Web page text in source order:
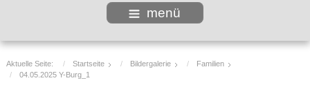
menü
Aktuelle Seite: Startseite Bildergalerie
Familien
04.05.2025 Y-Burg_1